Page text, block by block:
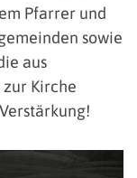
Pfarrer und
sowie
aus
Kirche